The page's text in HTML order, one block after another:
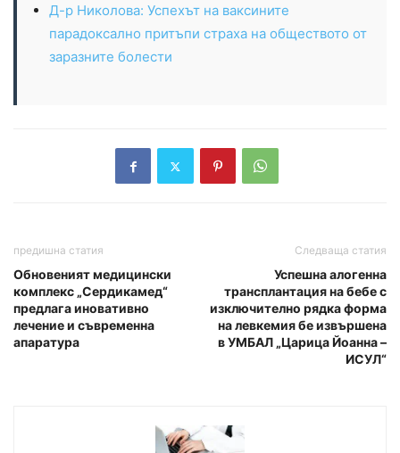
Д-р Николова: Успехът на ваксините
парадоксално притъпи страха на обществото от
заразните болести
предишна статия
Обновеният медицински
комплекс „Сердикамед“
предлага иновативно
лечение и съвременна
апаратура
Следваща статия
Успешна алогенна
трансплантация на бебе с
изключително рядка форма
на левкемия бе извършена
в УМБАЛ „Царица Йоанна –
ИСУЛ“